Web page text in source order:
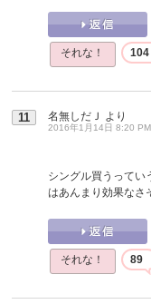
それな！ 104
11 名無しだＪ より
2016年1月14日 8:20 PM
シングル買うってい
はあんまり効果なさ
それな！ 89